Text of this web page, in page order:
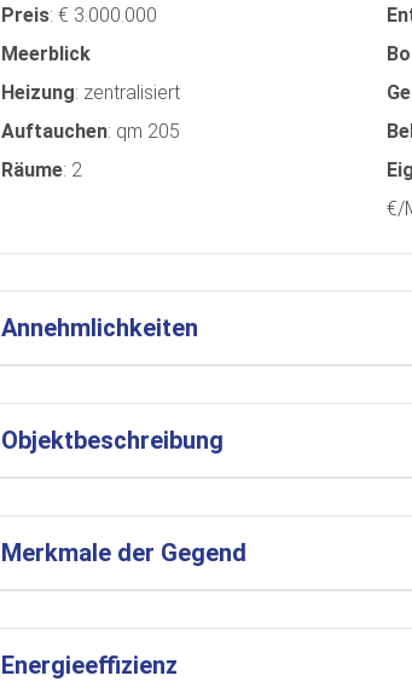
Preis: € 3.000.000
Meerblick
Heizung: zentralisiert
Auftauchen: qm 205
Räume: 2
€/
Annehmlichkeiten
Objektbeschreibung
Merkmale der Gegend
Energieeffizienz